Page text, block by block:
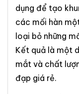
dụng để tạo
các mối hàn
loại bỏ những
Kết quả là một
mắt và chất
đạp giá rẻ.